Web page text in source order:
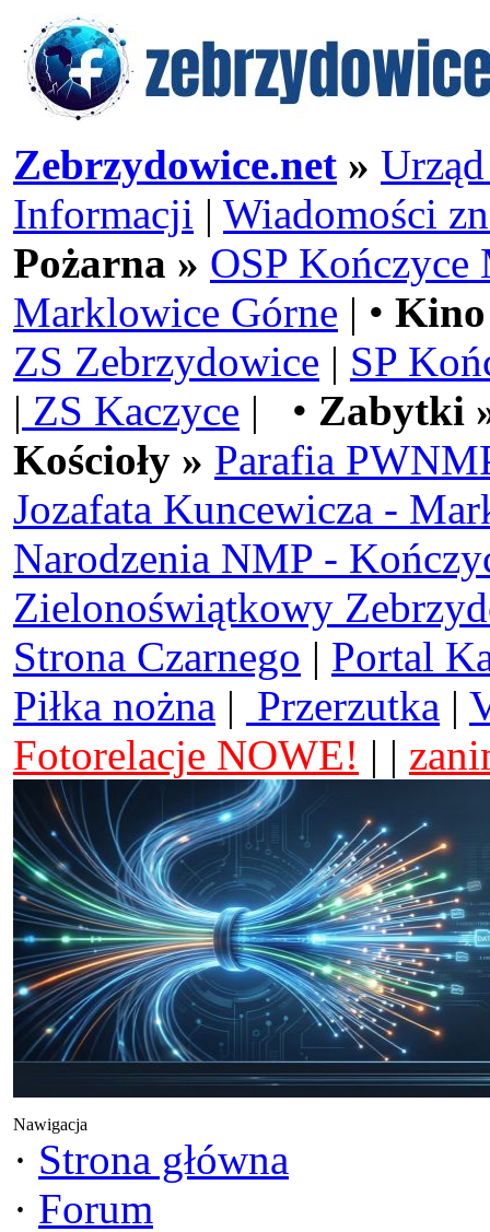
Zebrzydowice.net »
Informacji | Wiadomości
Pożarna » OSP Kończyce
Marklowice Górne | •
ZS Zebrzydowice | SP
| ZS Kaczyce | • Zabytki
Kościoły » Parafia
Jozafata Kuncewicza -
Narodzenia NMP -
Zielonoświątkowy
Strona Czarnego | Portal
Piłka nożna | Przerzutka |
Fotorelacje NOWE! | |
Nawigacja
· Strona główna
· Forum